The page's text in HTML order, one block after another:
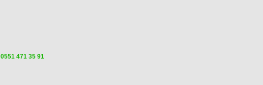
0551 471 35 91